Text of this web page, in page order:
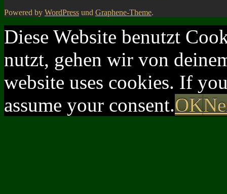
Powered by WordPress und Graphene-Theme.
Diese Website benutzt
nutzt, gehen wir von
website uses cookies. If
assume your consent.OK